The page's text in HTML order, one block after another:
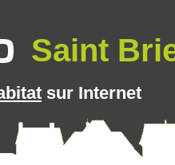
Saint
sur Internet